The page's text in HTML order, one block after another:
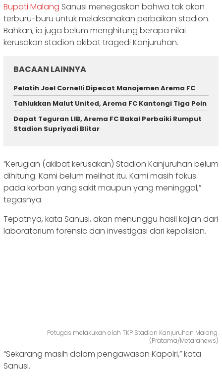
Bupati Malang Sanusi menegaskan bahwa tak akan
terburu-buru untuk melaksanakan perbaikan stadion.
Bahkan, ia juga belum menghitung berapa nilai
kerusakan stadion akibat tragedi Kanjuruhan.
BACAAN LAINNYA
Pelatih Joel Cornelli Dipecat Manajemen Arema FC
Tahlukkan Malut United, Arema FC Kantongi Tiga Poin
Dapat Teguran LIB, Arema FC Bakal Perbaiki Rumput
Stadion Supriyadi Blitar
“Kerugian (akibat kerusakan) Stadion Kanjuruhan belum
dihitung. Kami belum melihat itu. Kami masih fokus
pada korban yang sakit maupun yang meninggal,”
tegasnya.
Tepatnya, kata Sanusi, akan menunggu hasil kajian dari
laboratorium forensic dan investigasi dari kepolisian.
Petugas melakukan olah TKP Stadion Kanjuruhan Malang.
(Pratama/Metaranews)
“Sekarang masih dalam pengawasan Kapolri,” kata
Sanusi.